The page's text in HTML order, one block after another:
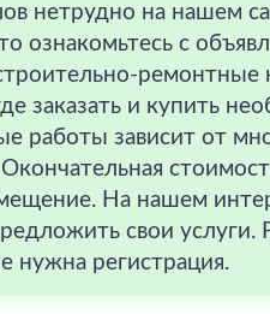
нетрудно на нашем
ознакомьтесь с
ремонтные
заказать и купить
работы зависит от
На нашем
свои услуги.
нужна регистрация.